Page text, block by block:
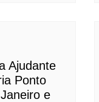
Ajudante
Ponto
e